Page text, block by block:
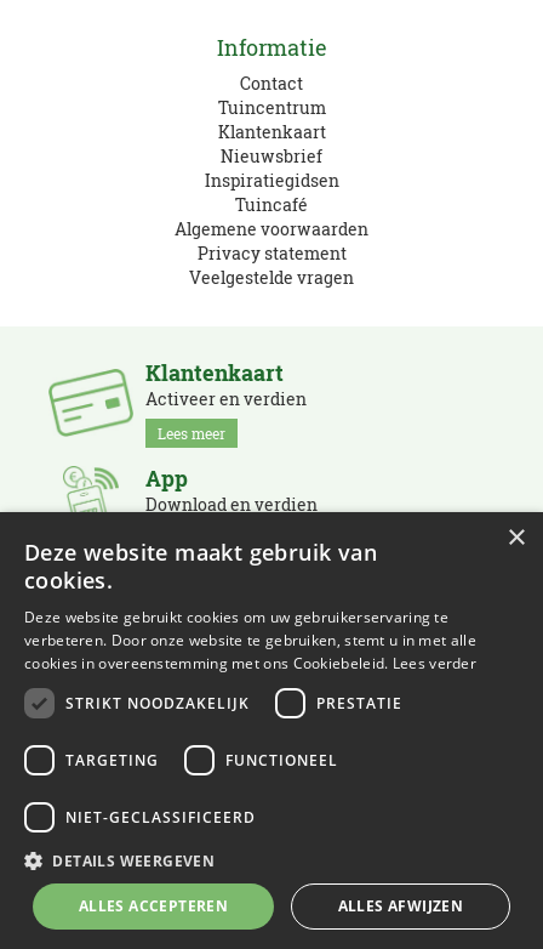
Informatie
Contact
Tuincentrum
Klantenkaart
Nieuwsbrief
Inspiratiegidsen
Tuincafé
Algemene voorwaarden
Privacy statement
Veelgestelde vragen
Klantenkaart
Activeer en verdien
Lees meer
App
Download en verdien
Schrijf je in en blijf op de hoogte
Lees meer
© Eurofleur
Tuincentrum Overzicht
Privacy Policy
×
Deze website maakt gebruik van
cookies.
Deze website gebruikt cookies om uw gebruikerservaring te
verbeteren. Door onze website te gebruiken, stemt u in met alle
cookies in overeenstemming met ons Cookiebeleid. Lees verder
STRIKT NOODZAKELIJK
PRESTATIE
TARGETING FUNCTIONEEL
NIET-GECLASSIFICEERD
DETAILS WEERGEVEN
ALLES ACCEPTEREN ALLES AFWIJZEN